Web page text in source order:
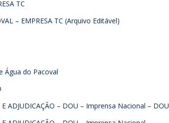
TC
– EMPRESA TC (Arquivo Editável)
Água do Pacoval
ADJUDICAÇÃO – DOU – Imprensa Nacional – DOU